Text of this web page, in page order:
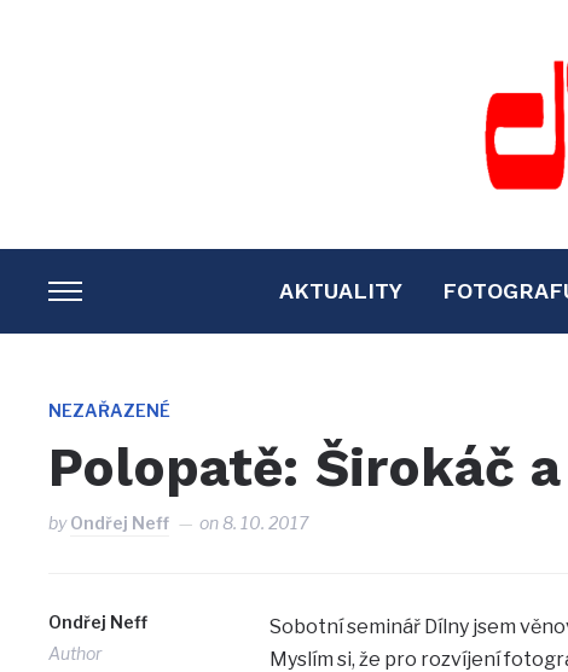
TOGGLE
SIDEBAR
NAVIGATION
AKTUALITY
NEZAŘAZENÉ
Polopatě: Širokáč
byOndřej Neff on8. 10. 2017
Ondřej Neff
Author
Sobotní seminář Dílny jsem
Myslím si, že pro rozvíjení